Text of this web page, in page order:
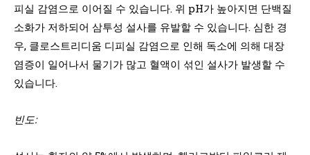
피실 감염으로 이어질 수 있습니다. 위 pH가 높아지면 단백질
소화가 저하되어 삼투성 설사를 유발할 수 있습니다. 심한 경
우, 클로스트리디움 디피실 감염으로 인해 독소에 의해 대장
염증이 일어나서 물기가 많고 혈액이 섞인 설사가 발생할 수
있습니다.
빈도: